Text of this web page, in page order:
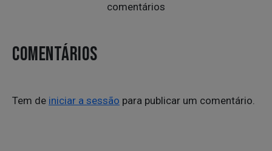
comentários
COMENTÁRIOS
Tem de iniciar a sessão para publicar um comentário.